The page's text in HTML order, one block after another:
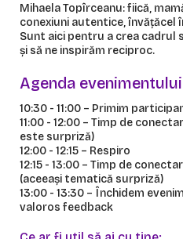
Mihaela Topîrceanu: fiică,
conexiuni autentice, învățăcel
Sunt aici pentru a crea cadrul
și să ne inspirăm reciproc.
Agenda
10:30 - 11:00 – Primim
11:00 - 12:00 – Timp de
este surpriză)
12:00 - 12:15 – Respiro
12:15 - 13:00 – Timp de
(aceeași tematică surpriză)
13:00 - 13:30 – Închidem
valoros feedback